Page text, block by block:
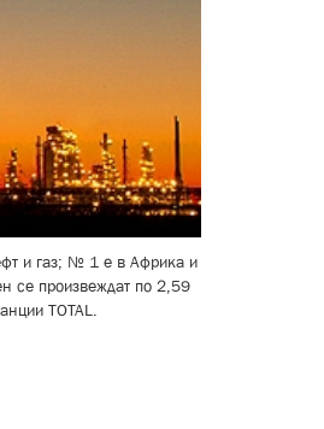
и газ; № 1 е в Африка и
се произвеждат по 2,59
TOTAL.